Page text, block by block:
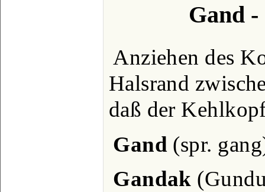
Gand
Anziehen des
Halsrand
daß der
Gand (spr.
Gandak